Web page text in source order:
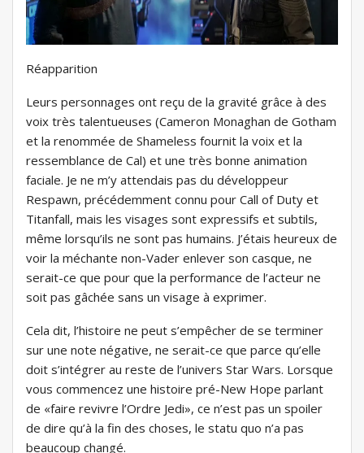
Réapparition
Leurs personnages ont reçu de la gravité grâce à des
voix très talentueuses (Cameron Monaghan de Gotham
et la renommée de Shameless fournit la voix et la
ressemblance de Cal) et une très bonne animation
faciale. Je ne m’y attendais pas du développeur
Respawn, précédemment connu pour Call of Duty et
Titanfall, mais les visages sont expressifs et subtils,
même lorsqu’ils ne sont pas humains. J’étais heureux de
voir la méchante non-Vader enlever son casque, ne
serait-ce que pour que la performance de l’acteur ne
soit pas gâchée sans un visage à exprimer.
Cela dit, l’histoire ne peut s’empêcher de se terminer
sur une note négative, ne serait-ce que parce qu’elle
doit s’intégrer au reste de l’univers Star Wars. Lorsque
vous commencez une histoire pré-New Hope parlant
de «faire revivre l’Ordre Jedi», ce n’est pas un spoiler
de dire qu’à la fin des choses, le statu quo n’a pas
beaucoup changé.